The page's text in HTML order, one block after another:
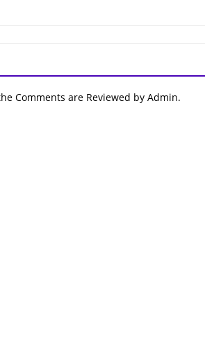
Comments are Reviewed by Admin.